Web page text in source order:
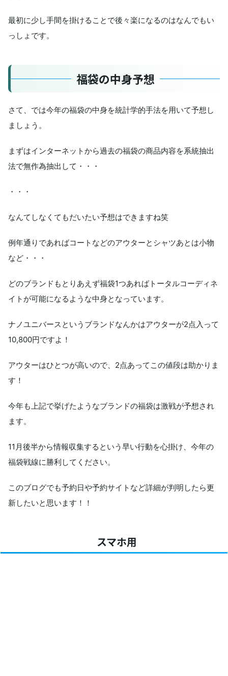
最初に少し手間を掛けることで後々楽になるのはなんでもい
っしょです。
福袋の中身予想
さて、では今年の福袋の中身を統計学的手法を用いて予想し
ましょう。
まずはインターネットから過去の福袋の商品内容を系統抽出
法で無作為抽出して・・・
・・・
なんてしなくてもだいたい予想はできますね笑
例年通りであればコートなどのアウターとシャツあとは小物
など・・・
どのブランドもとりあえず福袋1つあればトータルコーディネ
イトが可能になるような中身となっています。
ナノユニバースというブランドなんかはアウターが2点入って
10,800円ですよ！
アウターはひとつが高いので、2点あってこの値段は助かりま
す！
今年も上記で挙げたようなブランドの福袋は激戦が予想され
ます。
11月後半から情報収集するという早い行動を心掛け、今年の
福袋戦線に勝利してください。
このブログでも予約日や予約サイトなど詳細が判明したら更
新したいと思います！！
スマホ用